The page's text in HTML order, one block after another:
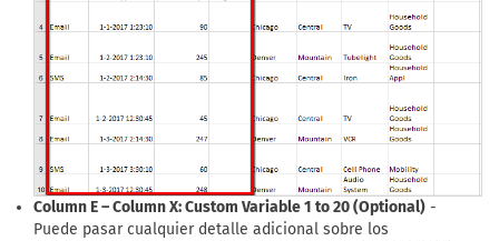
Column E – Column X: Custom Variable 1 to 20 (Optional) -
Puede pasar cualquier detalle adicional sobre los